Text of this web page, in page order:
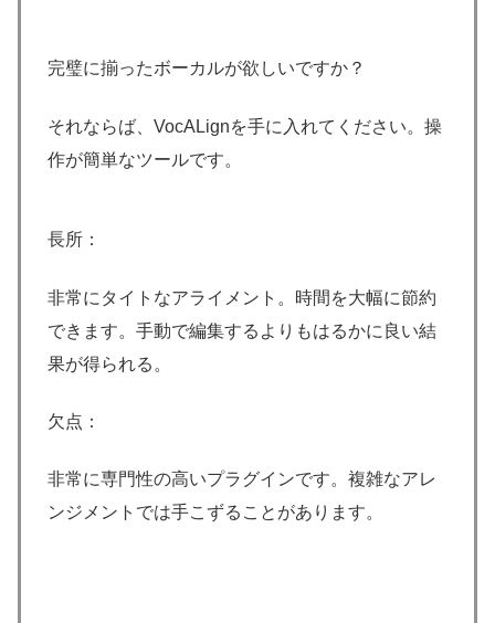
完璧に揃ったボーカルが欲しいですか？
それならば、VocALignを手に入れてください。操
作が簡単なツールです。
長所：
非常にタイトなアライメント。時間を大幅に節約
できます。手動で編集するよりもはるかに良い結
果が得られる。
欠点：
非常に専門性の高いプラグインです。複雑なアレ
ンジメントでは手こずることがあります。